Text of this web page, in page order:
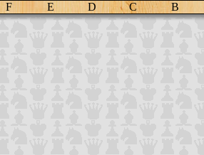
F E D C B